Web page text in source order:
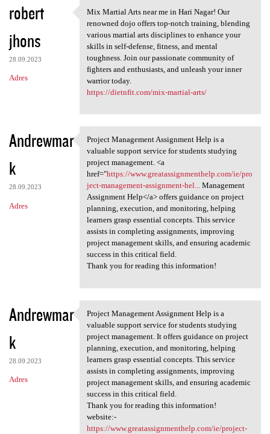
robert
jhons
28.09.2023
Adres
Mix Martial Arts near me in
Mix Martial Arts near me in Hari Nagar! Our
renowned dojo offers top-notch training, blending
various martial arts disciplines to enhance your
skills in self-defense, fitness, and mental
toughness. Join our passionate community of
fighters and enthusiasts, and unleash your inner
warrior today.
https://dietnfit.com/mix-martial-arts/
Andrewmar
k
28.09.2023
Adres
Project Management Assignment
Project Management Assignment Help is a
valuable support service for students studying
project management. <a
href="https://www.greatassignmenthelp.com/ie/pro
ject-management-assignment-hel...Management
Assignment Help</a> offers guidance on project
planning, execution, and monitoring, helping
learners grasp essential concepts. This service
assists in completing assignments, improving
project management skills, and ensuring academic
success in this critical field.
Thank you for reading this information!
Andrewmar
k
28.09.2023
Adres
Project Management Assignment
Project Management Assignment Help is a
valuable support service for students studying
project management. It offers guidance on project
planning, execution, and monitoring, helping
learners grasp essential concepts. This service
assists in completing assignments, improving
project management skills, and ensuring academic
success in this critical field.
Thank you for reading this information!
website:-
https://www.greatassignmenthelp.com/ie/project-